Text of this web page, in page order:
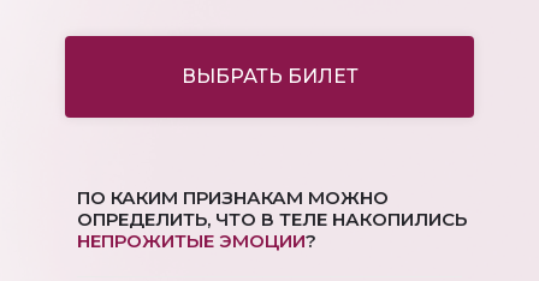
ВЫБРАТЬ БИЛЕТ
ПО КАКИМ ПРИЗНАКАМ МОЖНО
ОПРЕДЕЛИТЬ, ЧТО В ТЕЛЕ НАКОПИЛИСЬ
НЕПРОЖИТЫЕ ЭМОЦИИ?